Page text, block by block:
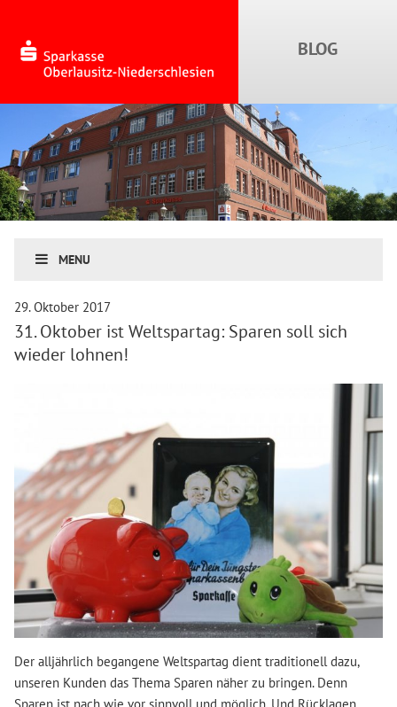
MENU
29. Oktober 2017
31. Oktober ist Weltspartag: Sparen soll sich
wieder lohnen!
Der alljährlich begangene Weltspartag dient traditionell dazu,
unseren Kunden das Thema Sparen näher zu bringen. Denn
Sparen ist nach wie vor sinnvoll und möglich. Und Rücklagen